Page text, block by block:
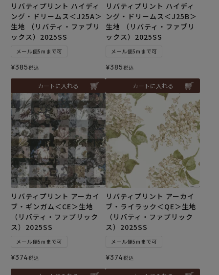
リバティプリント ハイディ
ング・ドリームス＜J25A＞
生地 （リバティ・ファブリ
ックス）2025SS
メール便5mまで可
¥385税込
カートに入れる
リバティプリント ハイディ
ング・ドリームス＜J25B＞
生地 （リバティ・ファブリ
ックス）2025SS
メール便5mまで可
¥385税込
カートに入れる
リバティプリント アーカイ
ブ・ギンガム＜CE＞生地
（リバティ・ファブリック
ス）2025SS
メール便5mまで可
¥374税込
リバティプリント アーカイ
ブ・ライラック＜QE＞生地
（リバティ・ファブリック
ス）2025SS
メール便5mまで可
¥374税込